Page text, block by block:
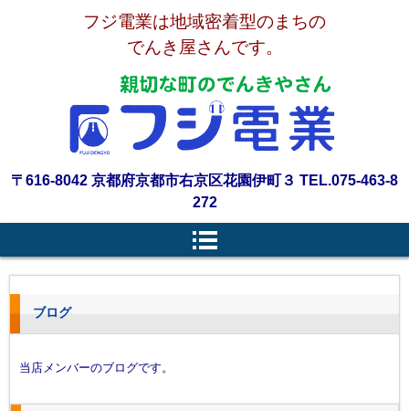
フジ電業は地域密着型のまちの
でんき屋さんです。
〒616-8042 京都府京都市右京区花園伊町３ TEL.075-463-8
272
ブログ
当店メンバーのブログです。